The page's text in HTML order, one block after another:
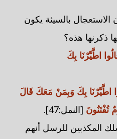
الاستعجال بالسيئة يكون
ذكرنها هذه؟
اطَّيَّرْنَا بِكَ
اطَّيَّرْنَا بِكَ وَبِمَنْ مَعَكَ قَالَ
تُفْتَنُونَ [النمل:47].
المكذبين للرسل أنهم